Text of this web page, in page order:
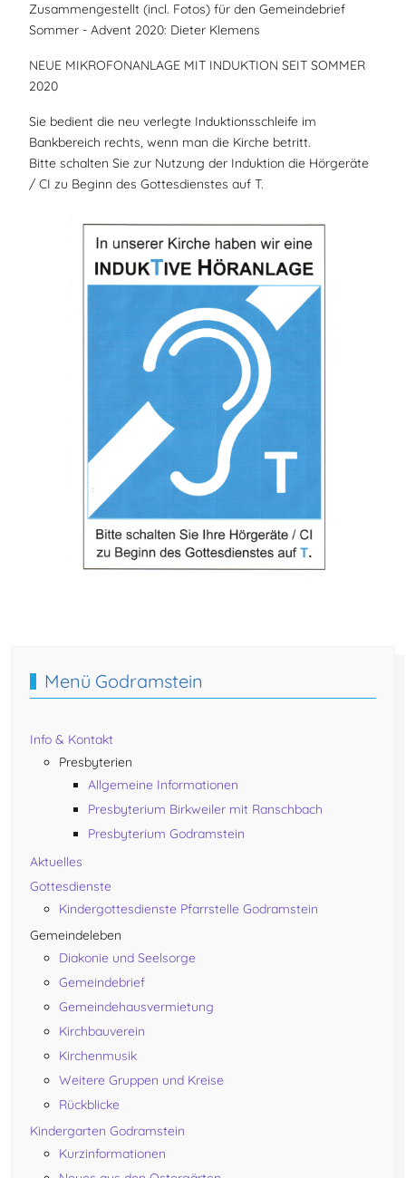
Zusammengestellt (incl. Fotos) für den Gemeindebrief
Sommer - Advent 2020: Dieter Klemens
NEUE MIKROFONANLAGE MIT INDUKTION SEIT SOMMER
2020
Sie bedient die neu verlegte Induktionsschleife im
Bankbereich rechts, wenn man die Kirche betritt.
Bitte schalten Sie zur Nutzung der Induktion die Hörgeräte
/ CI zu Beginn des Gottesdienstes auf T.
Menü Godramstein
Info & Kontakt
Presbyterien
Allgemeine Informationen
Presbyterium Birkweiler mit Ranschbach
Presbyterium Godramstein
Aktuelles
Gottesdienste
Kindergottesdienste Pfarrstelle Godramstein
Gemeindeleben
Diakonie und Seelsorge
Gemeindebrief
Gemeindehausvermietung
Kirchbauverein
Kirchenmusik
Weitere Gruppen und Kreise
Rückblicke
Kindergarten Godramstein
Kurzinformationen